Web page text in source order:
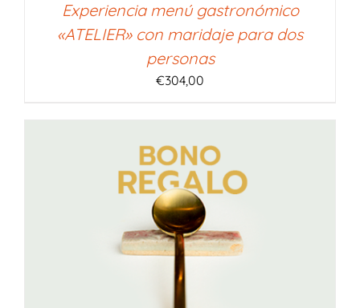
Experiencia menú gastronómico
«ATELIER» con maridaje para dos
personas
€304,00